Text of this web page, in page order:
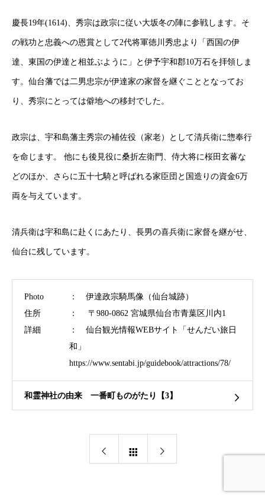
慶長19年(1614)、秀宗は政宗に従い大坂冬の陣に参戦します。そ
の戦功と忠義への恩賞として2代将軍徳川秀忠より「西国の伊
達、東国の伊達と相並ぶように」と伊予宇和郡10万石を拝領しま
す。仙台藩では二男忠宗が伊達家の家督を継ぐこととなってお
り、秀宗にとっては僻地への移封でした。
政宗は、宇和島藩主秀宗の補佐役（家老）として清兵衛に惣奉行
を命じます。 他にも後見役に桑折左衛門、侍大将に桜田玄蕃な
どのほか、さらに五十七騎と呼ばれる家臣団と国造りの資金6万
両を与えています。
清兵衛は宇和島に赴くにあたり、長男の喜兵衛に家督を継がせ、
仙台に残しています。
Photo
： 伊達政宗騎馬像（仙台城跡）
住所
： 〒980-0862 宮城県仙台市青葉区川内1
詳細
： 仙台観光情報WEBサイト「せんだい旅日
和」
https://www.sentabi.jp/guidebook/attractions/78/
和霊神社の由来 一番町ものがたり【3】